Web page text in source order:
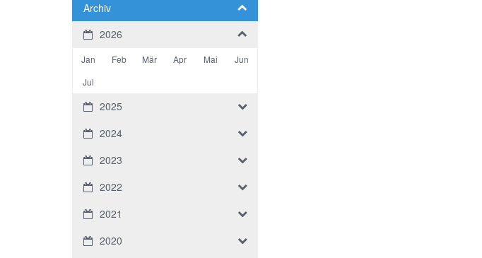
Archiv
2026
Jan Feb Mär Apr Mai
Jun
Jul
2025
2024
2023
2022
2021
2020